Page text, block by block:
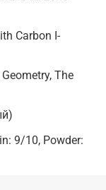
Carbon I-
The
9/10, Powder: